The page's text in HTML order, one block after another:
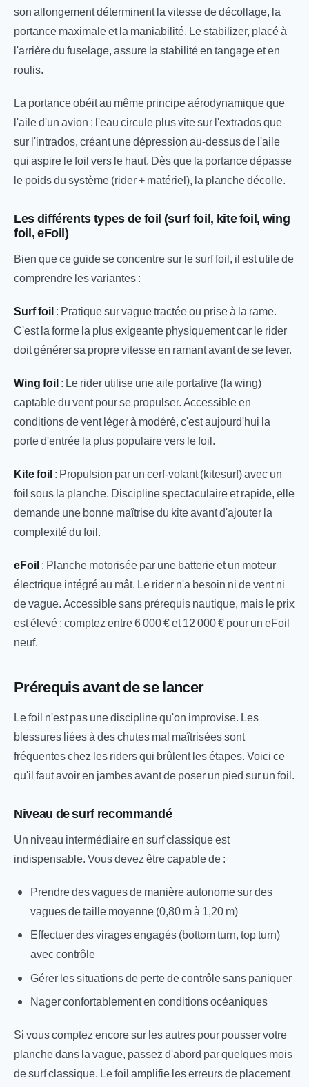
son allongement déterminent la vitesse de décollage, la
portance maximale et la maniabilité. Le stabilizer, placé à
l'arrière du fuselage, assure la stabilité en tangage et en
roulis.
La portance obéit au même principe aérodynamique que
l'aile d'un avion : l'eau circule plus vite sur l'extrados que
sur l'intrados, créant une dépression au-dessus de l'aile
qui aspire le foil vers le haut. Dès que la portance dépasse
le poids du système (rider + matériel), la planche décolle.
Les différents types de foil (surf foil, kite foil, wing
foil, eFoil)
Bien que ce guide se concentre sur le surf foil, il est utile de
comprendre les variantes :
Surf foil: Pratique sur vague tractée ou prise à la rame.
C'est la forme la plus exigeante physiquement car le rider
doit générer sa propre vitesse en ramant avant de se lever.
Wing foil: Le rider utilise une aile portative (la wing)
captable du vent pour se propulser. Accessible en
conditions de vent léger à modéré, c'est aujourd'hui la
porte d'entrée la plus populaire vers le foil.
Kite foil: Propulsion par un cerf-volant (kitesurf) avec un
foil sous la planche. Discipline spectaculaire et rapide, elle
demande une bonne maîtrise du kite avant d'ajouter la
complexité du foil.
eFoil: Planche motorisée par une batterie et un moteur
électrique intégré au mât. Le rider n'a besoin ni de vent ni
de vague. Accessible sans prérequis nautique, mais le prix
est élevé : comptez entre 6 000 € et 12 000 € pour un eFoil
neuf.
Prérequis avant de se lancer
Le foil n'est pas une discipline qu'on improvise. Les
blessures liées à des chutes mal maîtrisées sont
fréquentes chez les riders qui brûlent les étapes. Voici ce
qu'il faut avoir en jambes avant de poser un pied sur un foil.
Niveau de surf recommandé
Un niveau intermédiaire en surf classique est
indispensable. Vous devez être capable de :
Prendre des vagues de manière autonome sur des
vagues de taille moyenne (0,80 m à 1,20 m)
Effectuer des virages engagés (bottom turn, top turn)
avec contrôle
Gérer les situations de perte de contrôle sans paniquer
Nager confortablement en conditions océaniques
Si vous comptez encore sur les autres pour pousser votre
planche dans la vague, passez d'abord par quelques mois
de surf classique. Le foil amplifie les erreurs de placement